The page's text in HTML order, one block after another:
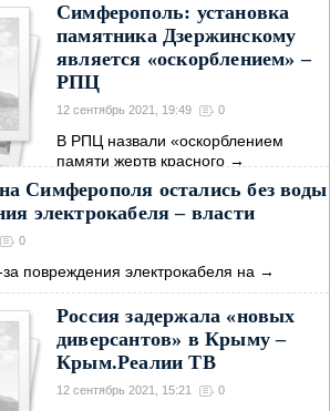
Симферополь: установка
памятника Дзержинскому
является «оскорблением» –
РПЦ
12 сентябрь 2021, 19:49 0
В РПЦ назвали «оскорблением
памяти жертв красного →
Симферополя остались без воды
электрокабеля – власти
0
повреждения электрокабеля на →
Россия задержала «новых
диверсантов» в Крыму –
Крым.Реалии ТВ
12 сентябрь 2021, 15:21 0